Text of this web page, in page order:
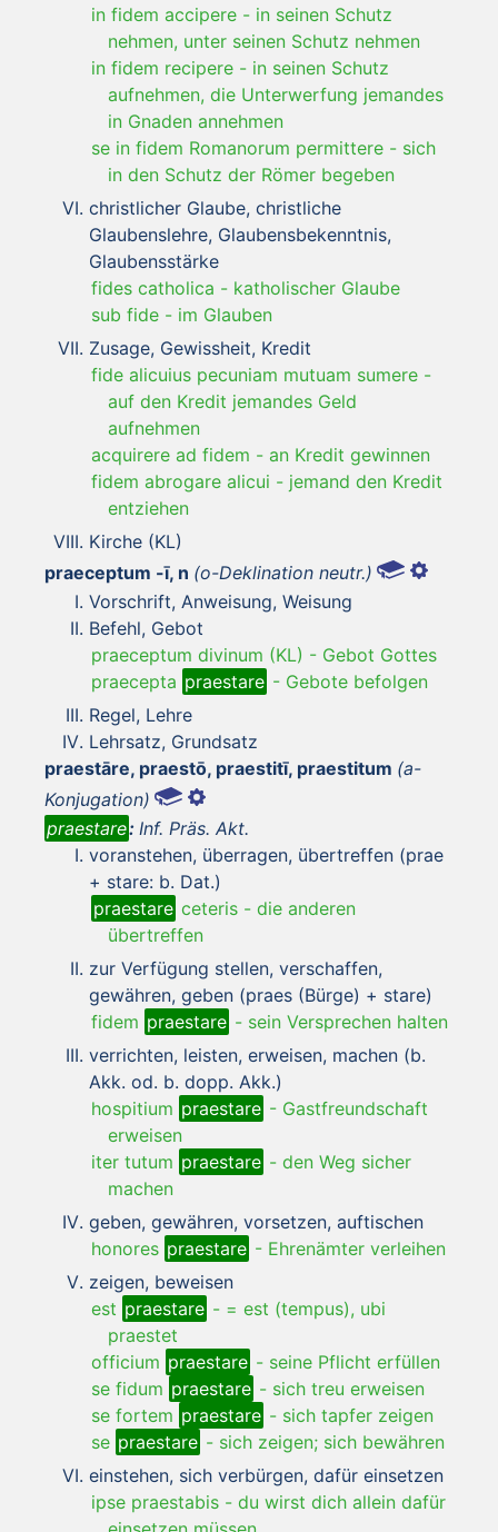
in fidem accipere - in seinen Schutz
nehmen, unter seinen Schutz nehmen
in fidem recipere - in seinen Schutz
aufnehmen, die Unterwerfung jemandes
in Gnaden annehmen
se in fidem Romanorum permittere - sich
in den Schutz der Römer begeben
christlicher Glaube, christliche
Glaubenslehre, Glaubensbekenntnis,
Glaubensstärke
fides catholica - katholischer Glaube
sub fide - im Glauben
Zusage, Gewissheit, Kredit
fide alicuius pecuniam mutuam sumere -
auf den Kredit jemandes Geld
aufnehmen
acquirere ad fidem - an Kredit gewinnen
fidem abrogare alicui - jemand den Kredit
entziehen
Kirche (KL)
praeceptum -ī, n (o-Deklination neutr.)
Vorschrift, Anweisung, Weisung
Befehl, Gebot
praeceptum divinum (KL) - Gebot Gottes
praecepta praestare - Gebote befolgen
Regel, Lehre
Lehrsatz, Grundsatz
praestāre, praestō, praestitī, praestitum (a-
Konjugation)
praestare: Inf. Präs. Akt.
voranstehen, überragen, übertreffen (prae
+ stare: b. Dat.)
praestare ceteris - die anderen
übertreffen
zur Verfügung stellen, verschaffen,
gewähren, geben (praes (Bürge) + stare)
fidem praestare - sein Versprechen halten
verrichten, leisten, erweisen, machen (b.
Akk. od. b. dopp. Akk.)
hospitium praestare - Gastfreundschaft
erweisen
iter tutum praestare - den Weg sicher
machen
geben, gewähren, vorsetzen, auftischen
honores praestare - Ehrenämter verleihen
zeigen, beweisen
est praestare - = est (tempus), ubi
praestet
officium praestare - seine Pflicht erfüllen
se fidum praestare - sich treu erweisen
se fortem praestare - sich tapfer zeigen
se praestare - sich zeigen; sich bewähren
einstehen, sich verbürgen, dafür einsetzen
ipse praestabis - du wirst dich allein dafür